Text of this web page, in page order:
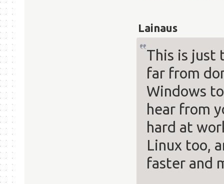
Lainaus
This is just
far from
Windows
hear from
hard at
Linux too,
faster and